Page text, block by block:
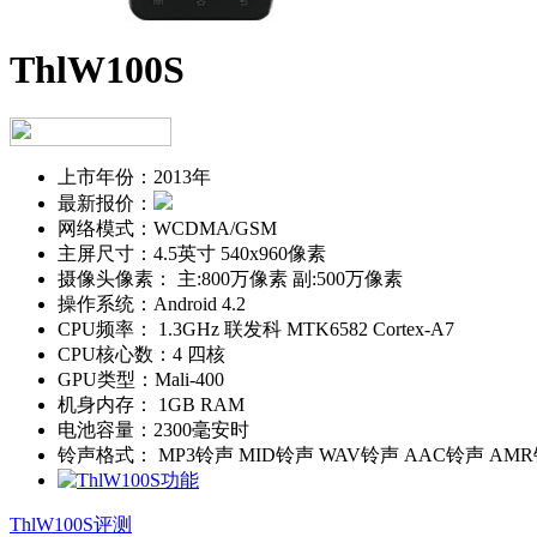
ThlW100S
上市年份： 2013年
最新报价：
网络模式： WCDMA/GSM
主屏尺寸： 4.5英寸 540x960像素
摄像头像素：
主:800万像素 副:500万像素
操作系统： Android 4.2
CPU频率：
1.3GHz 联发科 MTK6582 Cortex-A7
CPU核心数： 4 四核
GPU类型： Mali-400
机身内存：
1GB RAM
电池容量： 2300毫安时
铃声格式：
MP3铃声 MID铃声 WAV铃声 AAC铃声
ThlW100S评测